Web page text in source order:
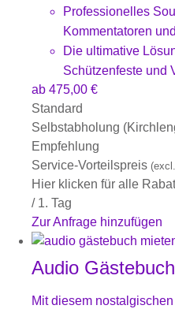
Professionelles
Kommentatoren
Die ultimative
Schützenfeste und
ab 475,00 €
Standard
Selbstabholung
Empfehlung
Service-Vorteilspreis
Hier klicken für alle
/ 1. Tag
Zur Anfrage hinzufügen
Audio Gästebuch
Mit diesem